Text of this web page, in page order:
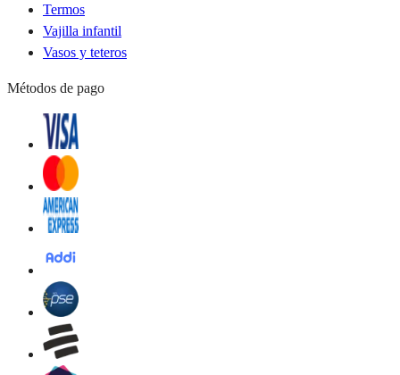
Termos
Vajilla infantil
Vasos y teteros
Métodos de pago